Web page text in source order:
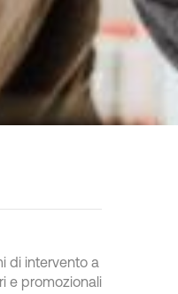
di intervento a
e promozionali